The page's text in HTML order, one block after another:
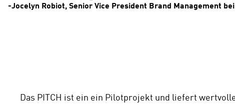
-Jocelyn Robiot, Senior Vice President Brand Management
Das PITCH ist ein ein Pilotprojekt und liefert